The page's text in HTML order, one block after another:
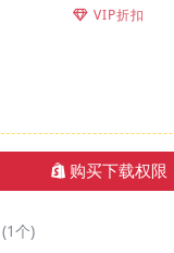
VIP折扣
购买下载权限
(1个)